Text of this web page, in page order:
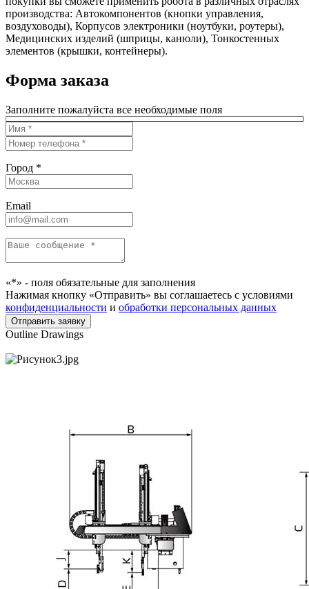
производства: Автокомпонентов (кнопки управления,
воздуховоды), Корпусов электроники (ноутбуки, роутеры),
Медицинских изделий (шприцы, канюли), Тонкостенных
элементов (крышки, контейнеры).
Форма заказа
Заполните пожалуйста все необходимые поля
Город *
Email
«*» - поля обязательные для заполнения
Нажимая кнопку «Отправить» вы соглашаетесь с условиями
конфиденциальности и обработки персональных данных
Outline Drawings